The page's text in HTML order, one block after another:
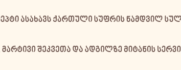
ასახავს ქართული სუფრის ნამდვილ
შეკვეთა და ადგილზე მიტანის